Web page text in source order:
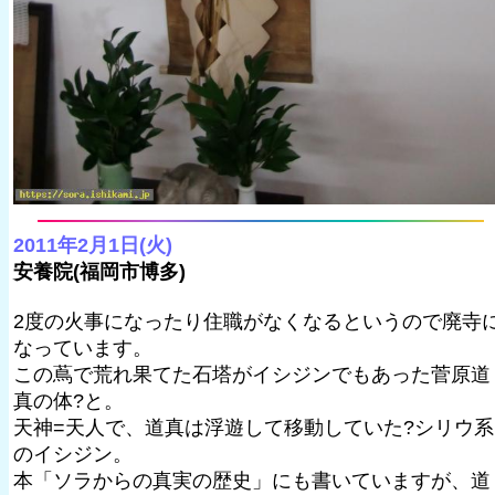
2011年2月1日(火)
安養院(福岡市博多)
2度の火事になったり住職がなくなるというので廃寺
なっています。
この蔦で荒れ果てた石塔がイシジンでもあった菅原道
真の体?と。
天神=天人で、道真は浮遊して移動していた?シリウ系
のイシジン。
本「ソラからの真実の歴史」にも書いていますが、道